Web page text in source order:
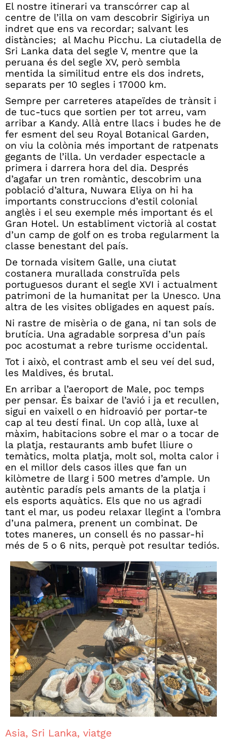
El nostre itinerari va transcórrer cap al
centre de l’illa on vam descobrir Sigiriya un
indret que ens va recordar; salvant les
distàncies; al Machu Picchu. La ciutadella de
Sri Lanka data del segle V, mentre que la
peruana és del segle XV, però sembla
mentida la similitud entre els dos indrets,
separats per 10 segles i 17000 km.
Sempre per carreteres atapeïdes de trànsit i
de tuc-tucs que sortien per tot arreu, vam
arribar a Kandy. Allà entre llacs i budes he de
fer esment del seu Royal Botanical Garden,
on viu la colònia més important de ratpenats
gegants de l’illa. Un verdader espectacle a
primera i darrera hora del dia. Després
d’agafar un tren romàntic, descobrim una
població d’altura, Nuwara Eliya on hi ha
importants construccions d’estil colonial
anglès i el seu exemple més important és el
Gran Hotel. Un establiment victorià al costat
d’un camp de golf on es troba regularment la
classe benestant del país.
De tornada visitem Galle, una ciutat
costanera murallada construïda pels
portuguesos durant el segle XVI i actualment
patrimoni de la humanitat per la Unesco. Una
altra de les visites obligades en aquest país.
Ni rastre de misèria o de gana, ni tan sols de
brutícia. Una agradable sorpresa d’un país
poc acostumat a rebre turisme occidental.
Tot i això, el contrast amb el seu veí del sud,
les Maldives, és brutal.
En arribar a l’aeroport de Male, poc temps
per pensar. És baixar de l’avió i ja et recullen,
sigui en vaixell o en hidroavió per portar-te
cap al teu destí final. Un cop allà, luxe al
màxim, habitacions sobre el mar o a tocar de
la platja, restaurants amb bufet lliure o
temàtics, molta platja, molt sol, molta calor i
en el millor dels casos illes que fan un
kilòmetre de llarg i 500 metres d’ample. Un
autèntic paradís pels amants de la platja i
els esports aquàtics. Els que no us agradi
tant el mar, us podeu relaxar llegint a l’ombra
d’una palmera, prenent un combinat. De
totes maneres, un consell és no passar-hi
més de 5 o 6 nits, perquè pot resultar tediós.
Asia, Sri Lanka, viatge